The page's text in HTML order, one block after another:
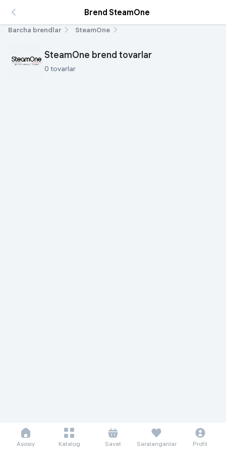
Brend SteamOne
Barcha brendlar SteamOne
SteamOne brend tovarlar
0 tovarlar
Asosiy Katalog Savat Saralanganlar Profil